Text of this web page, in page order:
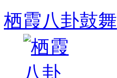
栖霞八卦鼓舞